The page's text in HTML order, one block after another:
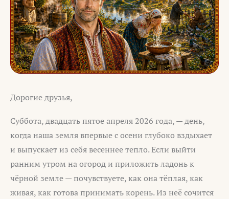
Дорогие друзья,
Суббота, двадцать пятое апреля 2026 года, — день,
когда наша земля впервые с осени глубоко вздыхает
и выпускает из себя весеннее тепло. Если выйти
ранним утром на огород и приложить ладонь к
чёрной земле — почувствуете, как она тёплая, как
живая, как готова принимать корень. Из неё сочится